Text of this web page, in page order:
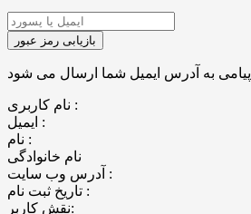
نام کاربری :
ایمیل :
نام :
نام خانوادگی
آدرس وب سایت :
تاریخ ثبت نام :
نقش کاربر: